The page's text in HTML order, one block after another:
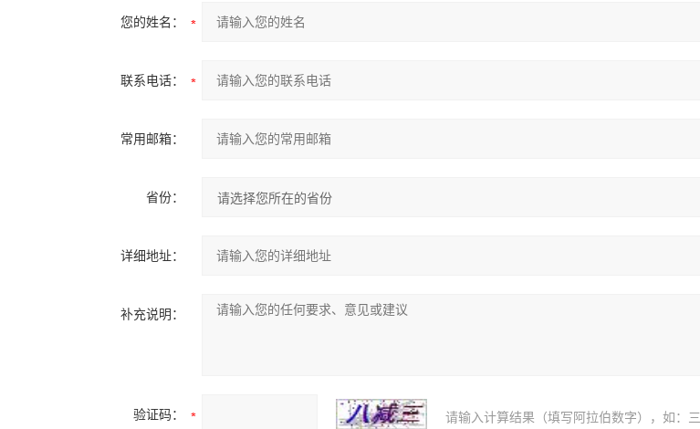
您的姓名：
联系电话：
常用邮箱：
省份：
详细地址：
补充说明：
验证码： 请输入计算结果（填写阿拉伯数字），如：